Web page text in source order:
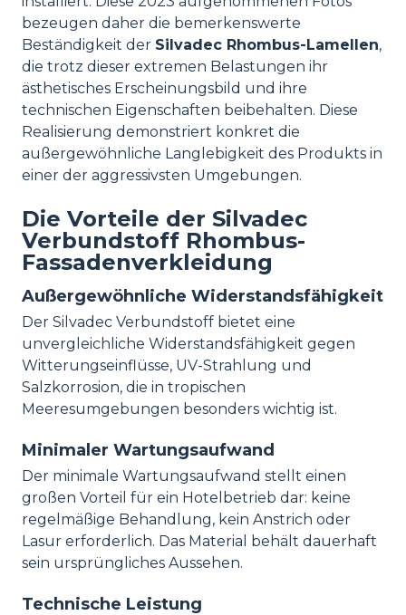
bezeugen daher die bemerkenswerte
Beständigkeit der Silvadec Rhombus-Lamellen,
die trotz dieser extremen Belastungen ihr
ästhetisches Erscheinungsbild und ihre
technischen Eigenschaften beibehalten. Diese
Realisierung demonstriert konkret die
außergewöhnliche Langlebigkeit des Produkts in
einer der aggressivsten Umgebungen.
Die Vorteile der Silvadec
Verbundstoff Rhombus-
Fassadenverkleidung
Außergewöhnliche Widerstandsfähigkeit
Der Silvadec Verbundstoff bietet eine
unvergleichliche Widerstandsfähigkeit gegen
Witterungseinflüsse, UV-Strahlung und
Salzkorrosion, die in tropischen
Meeresumgebungen besonders wichtig ist.
Minimaler Wartungsaufwand
Der minimale Wartungsaufwand stellt einen
großen Vorteil für ein Hotelbetrieb dar: keine
regelmäßige Behandlung, kein Anstrich oder
Lasur erforderlich. Das Material behält dauerhaft
sein ursprüngliches Aussehen.
Technische Leistung